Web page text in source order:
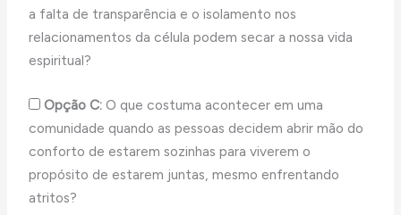
a falta de transparência e o isolamento nos
relacionamentos da célula podem secar a nossa vida
espiritual?
Opção C: O que costuma acontecer em uma
comunidade quando as pessoas decidem abrir mão do
conforto de estarem sozinhas para viverem o
propósito de estarem juntas, mesmo enfrentando
atritos?